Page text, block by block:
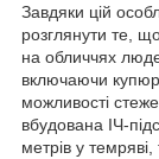
Завдяки цій
розглянути те,
на обличчях
включаючи
можливості
вбудована ІЧ-
метрів у